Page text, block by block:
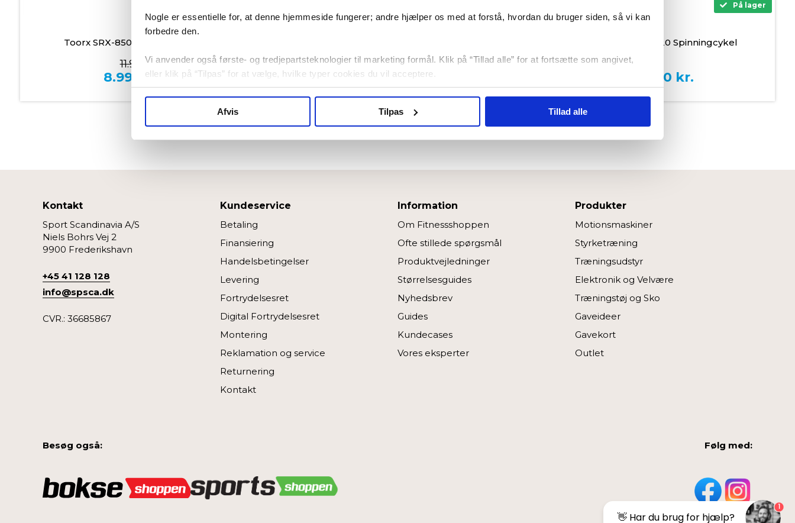
Nogle er essentielle for, at denne hjemmeside fungerer; andre hjælper os med at forstå, hvordan du bruger siden, så vi kan
forbedre den.
Vi anvender også første- og tredjepartsteknologier til marketing formål. Klik på “Tillad alle” for at fortsætte som angivet,
eller klik på “Tilpas” for at vælge, hvilke typer cookies du vil acceptere.
Afvis Tilpas Tillad alle
Toorx SRX-8500 Pro Spinningcykel
11.999,00
8.999,00kr. 11.999,00kr.
På lager
Tunturi Platinum SB20 Spinningcykel
12.999,00 kr.
Kontakt
Sport Scandinavia A/S
Niels Bohrs Vej 2
9900 Frederikshavn
+45 41 128 128
info@spsca.dk
CVR.: 36685867
Kundeservice
Betaling
Finansiering
Handelsbetingelser
Levering
Fortrydelsesret
Digital Fortrydelsesret
Montering
Reklamation og service
Returnering
Kontakt
Information
Om Fitnessshoppen
Ofte stillede spørgsmål
Produktvejledninger
Størrelsesguides
Nyhedsbrev
Guides
Kundecases
Vores eksperter
Produkter
Motionsmaskiner
Styrketræning
Træningsudstyr
Elektronik og Velvære
Træningstøj og Sko
Gaveideer
Gavekort
Outlet
Besøg også: Følg med:
👋 Har du brug for hjælp?
1